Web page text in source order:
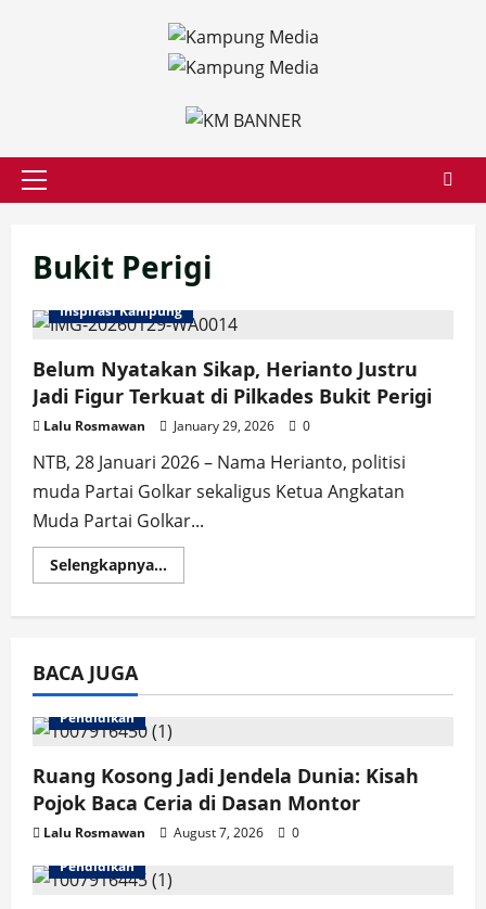
Primary
Bukit Perigi
Inspirasi Kampung
Belum Nyatakan Sikap, Herianto Justru
Jadi Figur Terkuat di Pilkades Bukit Perigi
Lalu Rosmawan January 29, 2026 0
NTB, 28 Januari 2026 – Nama Herianto, politisi
muda Partai Golkar sekaligus Ketua Angkatan
Muda Partai Golkar...
Selengkapnya...
more
Figur
di
Pilkades
Perigi
BACA JUGA
Pendidikan
Ruang Kosong Jadi Jendela Dunia: Kisah
Pojok Baca Ceria di Dasan Montor
Lalu Rosmawan August 7, 2026
0
Pendidikan